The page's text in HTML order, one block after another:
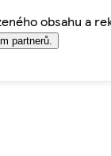
obsahu a
partnerů.